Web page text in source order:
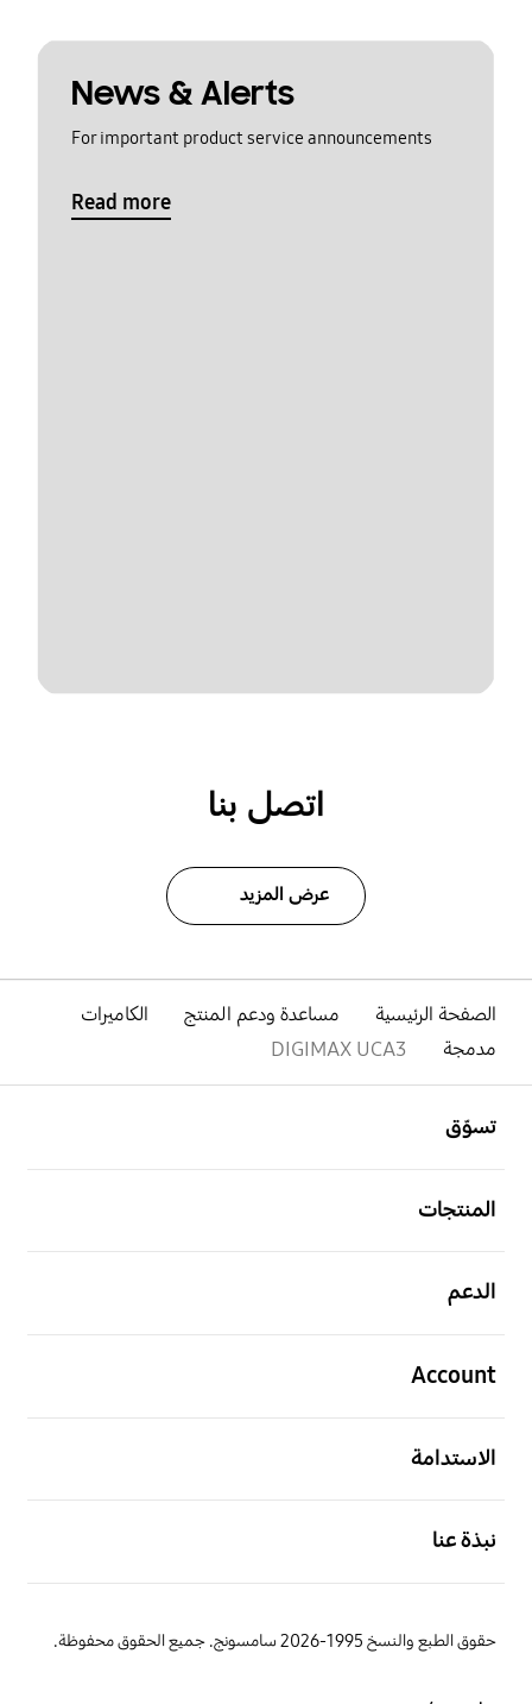
News & Alerts
For important product service announcements
Read more
اتصل بنا
عرض المزيد
الصفحة الرئيسية مساعدة ودعم المنتج
الكاميرات
مدمجة
DIGIMAX UCA3
تسوّق
المنتجات
الدعم
Account
الاستدامة
نبذة عنا
حقوق الطبع والنسخ 1995-2026 سامسونج. جميع الحقوق محفوظة.